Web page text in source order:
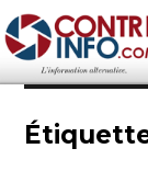
Contre-